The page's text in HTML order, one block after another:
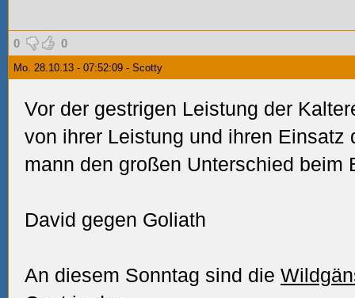
0 0
Mo. 28.10.13 - 07:52:09 - Scotty
Vor der gestrigen Leistung der
von ihrer Leistung und ihren Einsatz
mann den großen Unterschied beim
David gegen Goliath
An diesem Sonntag sind die